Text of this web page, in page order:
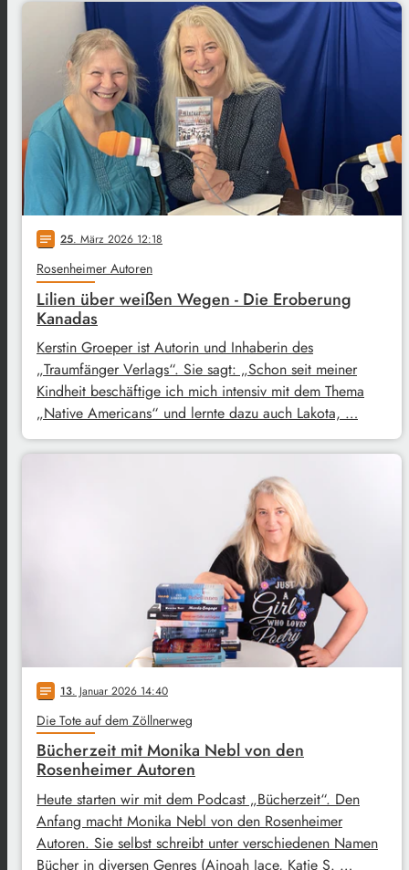
notes 25. März 2026 12:18
Rosenheimer Autoren
Lilien über weißen Wegen - Die Eroberung
Kanadas
Kerstin Groeper ist Autorin und Inhaberin des
„Traumfänger Verlags“. Sie sagt: „Schon seit meiner
Kindheit beschäftige ich mich intensiv mit dem Thema
„Native Americans“ und lernte dazu auch Lakota, …
notes 13. Januar 2026 14:40
Die Tote auf dem Zöllnerweg
Bücherzeit mit Monika Nebl von den
Rosenheimer Autoren
Heute starten wir mit dem Podcast „Bücherzeit“. Den
Anfang macht Monika Nebl von den Rosenheimer
Autoren. Sie selbst schreibt unter verschiedenen Namen
Bücher in diversen Genres (Ainoah Jace, Katie S. …